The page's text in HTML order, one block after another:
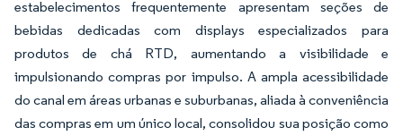
estabelecimentos frequentemente apresentam seções de
bebidas dedicadas com displays especializados para
produtos de chá RTD, aumentando a visibilidade e
impulsionando compras por impulso. A ampla acessibilidade
do canal em áreas urbanas e suburbanas, aliada à conveniência
das compras em um único local, consolidou sua posição como